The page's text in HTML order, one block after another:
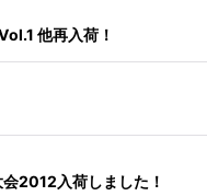
他再入荷！
2012入荷しました！